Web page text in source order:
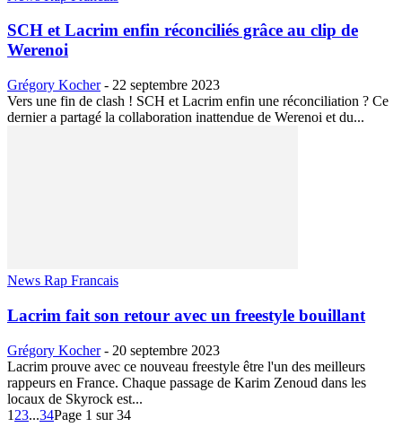
SCH et Lacrim enfin réconciliés grâce au clip de
Werenoi
Grégory Kocher - 22 septembre 2023
Vers une fin de clash ! SCH et Lacrim enfin une réconciliation ? Ce
dernier a partagé la collaboration inattendue de Werenoi et du...
News Rap Francais
Lacrim fait son retour avec un freestyle bouillant
Grégory Kocher - 20 septembre 2023
Lacrim prouve avec ce nouveau freestyle être l'un des meilleurs
rappeurs en France. Chaque passage de Karim Zenoud dans les
locaux de Skyrock est...
1 23...34Page 1 sur 34